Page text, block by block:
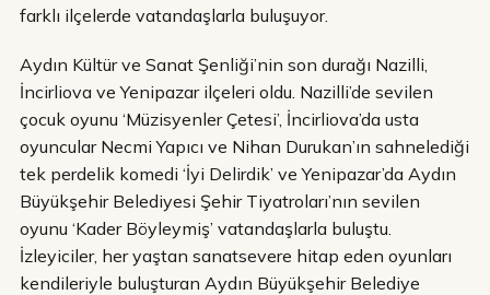
farklı ilçelerde vatandaşlarla buluşuyor.
Aydın Kültür ve Sanat Şenliği’nin son durağı Nazilli,
İncirliova ve Yenipazar ilçeleri oldu. Nazilli’de sevilen
çocuk oyunu ‘Müzisyenler Çetesi’, İncirliova’da usta
oyuncular Necmi Yapıcı ve Nihan Durukan’ın sahnelediği
tek perdelik komedi ‘İyi Delirdik’ ve Yenipazar’da Aydın
Büyükşehir Belediyesi Şehir Tiyatroları’nın sevilen
oyunu ‘Kader Böyleymiş’ vatandaşlarla buluştu.
İzleyiciler, her yaştan sanatsevere hitap eden oyunları
kendileriyle buluşturan Aydın Büyükşehir Belediye